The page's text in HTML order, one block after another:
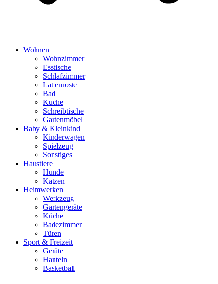
Wohnen
Wohnzimmer
Esstische
Schlafzimmer
Lattenroste
Bad
Küche
Schreibtische
Gartenmöbel
Baby & Kleinkind
Kinderwagen
Spielzeug
Sonstiges
Haustiere
Hunde
Katzen
Heimwerken
Werkzeug
Gartengeräte
Küche
Badezimmer
Türen
Sport & Freizeit
Geräte
Hanteln
Basketball